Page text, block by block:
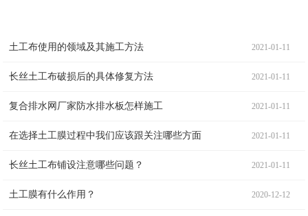
土工布使用的领域及其施工方法 2021-01-11
长丝土工布破损后的具体修复方法 2021-01-11
复合排水网厂家防水排水板怎样施工 2021-01-11
在选择土工膜过程中我们应该跟关注哪些方面 2021-01-11
长丝土工布铺设注意哪些问题？ 2021-01-11
土工膜有什么作用？ 2020-12-12